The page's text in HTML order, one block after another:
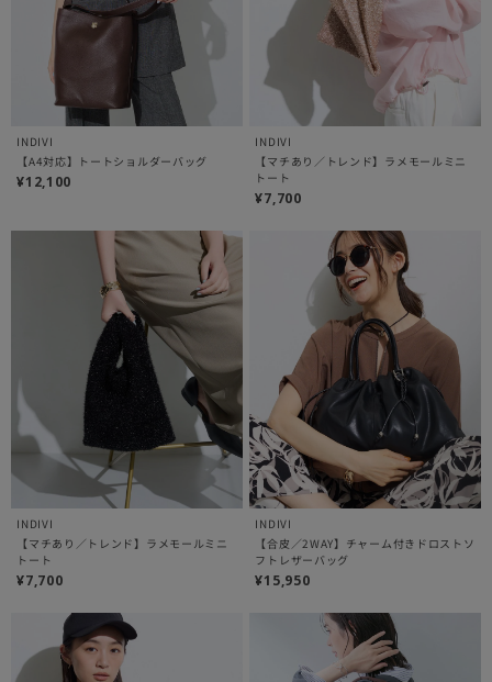
INDIVI
【A4対応】トートショルダーバッグ
¥12,100
INDIVI
【マチあり／トレンド】ラメモールミニ
トート
¥7,700
INDIVI
【マチあり／トレンド】ラメモールミニ
トート
¥7,700
INDIVI
【合皮／2WAY】チャーム付きドロストソ
フトレザーバッグ
¥15,950